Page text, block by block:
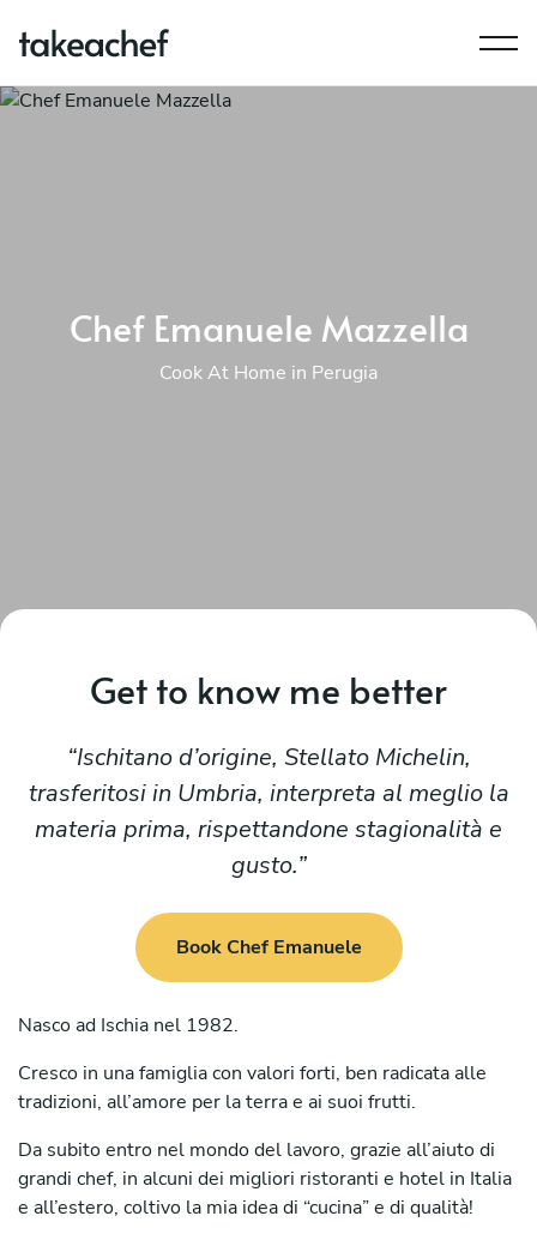
Chef Emanuele Mazzella
Cook At Home in Perugia
Get to know me better
Ischitano d’origine, Stellato Michelin,
trasferitosi in Umbria, interpreta al meglio la
materia prima, rispettandone stagionalità e
gusto.
Book Chef Emanuele
Nasco ad Ischia nel 1982.
Cresco in una famiglia con valori forti, ben radicata alle
tradizioni, all’amore per la terra e ai suoi frutti.
Da subito entro nel mondo del lavoro, grazie all’aiuto di
grandi chef, in alcuni dei migliori ristoranti e hotel in Italia
e all’estero, coltivo la mia idea di “cucina” e di qualità!